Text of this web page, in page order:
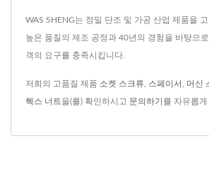
WAS SHENG는 정밀 단조 및 가공 산업 제품을
높은 품질의 제조 공정과 40년의 경험을 바탕으
객의 요구를 충족시킵니다.
저희의 고품질 제품 소켓 스크류 스페이서 머신
헥스 너트 을(를) 확인하시고 문의하기 를 자유롭게